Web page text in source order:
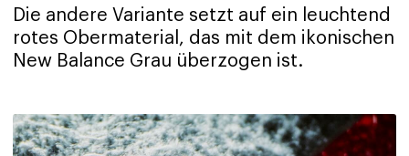
Die andere Variante setzt auf ein leuchtend
rotes Obermaterial, das mit dem ikonischen
New Balance Grau überzogen ist.